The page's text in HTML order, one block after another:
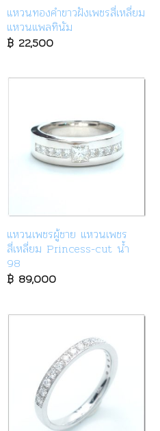
แหวนทองคำขาวฝังเพชรสี่เหลี่ยม
แหวนแพลทินัม
฿22,500
แหวนเพชรผู้ชาย แหวนเพชร
สี่เหลี่ยม Princess-cut น้ำ
98
฿89,000